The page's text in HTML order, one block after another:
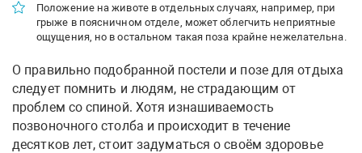
Положение на животе в отдельных случаях, например, при
грыже в поясничном отделе, может облегчить неприятные
ощущения, но в остальном такая поза крайне нежелательна.
О правильно подобранной постели и позе для отдыха
следует помнить и людям, не страдающим от
проблем со спиной. Хотя изнашиваемость
позвоночного столба и происходит в течение
десятков лет, стоит задуматься о своём здоровье